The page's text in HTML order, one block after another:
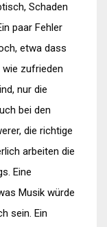
Schaden
paar Fehler
etwa dass
zufrieden
nur die
bei den
die richtige
arbeiten die
Eine
Musik würde
sein. Ein